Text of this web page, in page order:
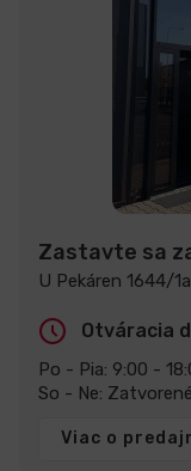
Zastavte sa
U Pekáren 1644/
Otváracia
Po - Pia: 9:00 -
So - Ne: Zatvorené
Viac o